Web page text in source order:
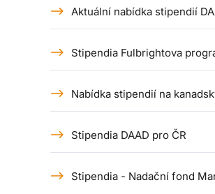
Aktuální nabídka stipendií
Stipendia Fulbrightova
Nabídka stipendií na
Stipendia DAAD pro ČR
Stipendia - Nadační fond